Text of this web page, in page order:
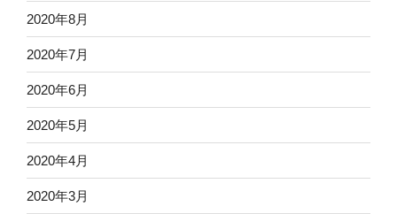
2020年8月
2020年7月
2020年6月
2020年5月
2020年4月
2020年3月